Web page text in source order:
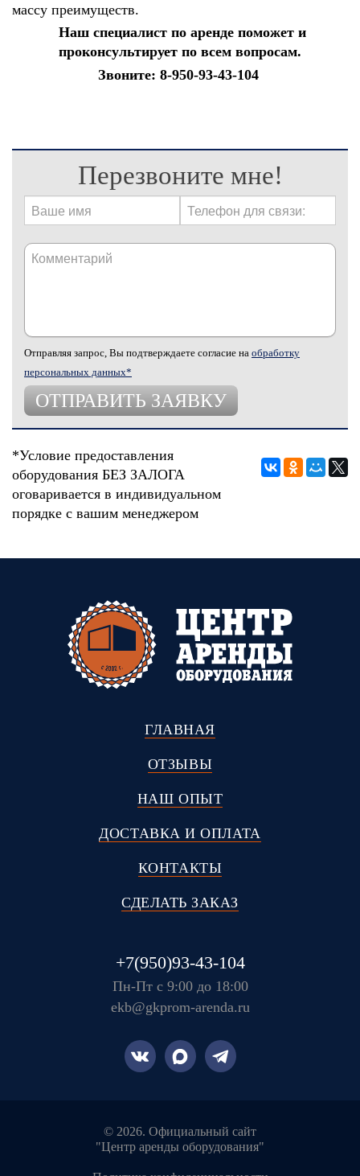
массу преимуществ.
Наш специалист по аренде поможет и
проконсультирует по всем вопросам.
Звоните: 8-950-93-43-104
Перезвоните мне!
Отправляя запрос, Вы подтверждаете согласие на обработку
персональных данных*
*Условие предоставления
оборудования БЕЗ ЗАЛОГА
оговаривается в индивидуальном
порядке с вашим менеджером
ГЛАВНАЯ
ОТЗЫВЫ
НАШ ОПЫТ
ДОСТАВКА И ОПЛАТА
КОНТАКТЫ
СДЕЛАТЬ ЗАКАЗ
+7(950)93-43-104
Пн-Пт с 9:00 до 18:00
ekb@gkprom-arenda.ru
© 2026. Официальный сайт
"Центр аренды оборудования"